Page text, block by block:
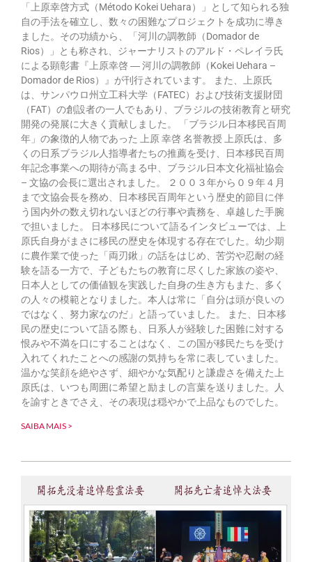
「上原幸啓方式（Método Kokei Uehara）」として知られる独
自の手法を確立し、数々の困難なプロジェクトを成功に導き
ました。その功績から、「河川の調教師（Domador de
Rios）」とも称され、ジャーナリストのアルド・ペレイラ氏
による顕彰書『上原幸啓 ― 河川の調教師（Kokei Uehara –
Domador de Rios）』が刊行されています。 また、上原氏
は、サンパウロ州立工科大学（FATEC）および技術支援財団
（FAT）の創設者の一人でもあり、ブラジルの技術教育と研究
開発の発展に大きく貢献しました。 「ブラジル日本移民百周
年」の象徴的人物であった 上原 幸啓 名誉教授 上原氏は、多
くの日系ブラジル人指導者たちの推薦を受け、日本移民百周
年記念事業への期待が高まる中、ブラジル日本文化福祉協会
– 文協の会長に選出されました。 ２００３年から０９年４月
まで文協会長を務め、日本移民百周年という歴史的節目に伴
う国内外の数え切れないほどの行事や責務を、卓越した手腕
で担いました。 日本移民について語るインタビューでは、上
原氏自身がまさに移民の歴史を体現する存在でした。幼少期
に農作業で使った「両刃鍬」の話をはじめ、苦労や忍耐の経
験を語る一方で、子どもたちの教育に尽くした家族の姿や、
日本人としての価値観を実践した自身の生き方もまた、多く
の人々の模範となりました。本人は常に「自分は頭が良いの
ではなく、努力家なのだ」と語っていました。 また、日本移
民の歴史について語る際も、日系人が経験した困難に対する
恨みや不満を口にすることはなく、この国が移民たちを受け
入れてくれたことへの感謝の気持ちを常に表していました。
温かな笑顔を絶やさず、細やかな気配りと謙虚さを備えた上
原氏は、いつも周囲に希望と励ましの言葉を送りました。人
を諭すときでさえ、その表現は穏やかで上品なものでした。
SAIBA MAIS >